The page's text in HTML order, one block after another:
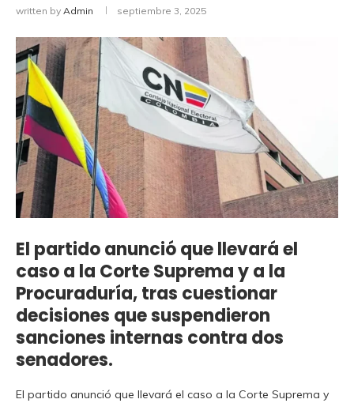
written by Admin septiembre 3, 2025
El partido anunció que llevará el
caso a la Corte Suprema y a la
Procuraduría, tras cuestionar
decisiones que suspendieron
sanciones internas contra dos
senadores.
El partido anunció que llevará el caso a la Corte Suprema y